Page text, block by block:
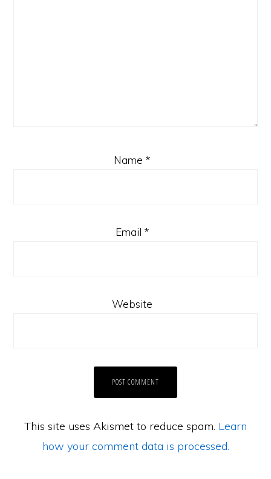
Name *
Email *
Website
This site uses Akismet to reduce spam. Learn
how your comment data is processed.